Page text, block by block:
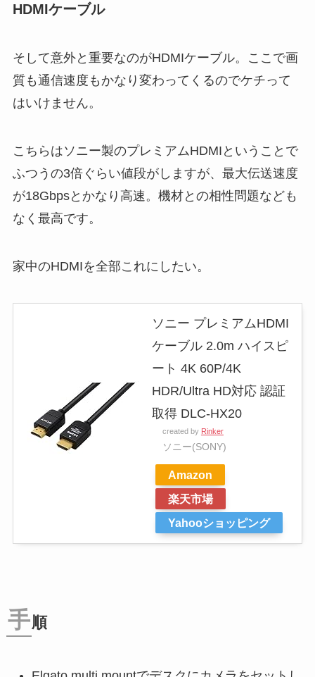
HDMIケーブル
そして意外と重要なのがHDMIケーブル。ここで画
質も通信速度もかなり変わってくるのでケチって
はいけません。
こちらはソニー製のプレミアムHDMIということで
ふつうの3倍ぐらい値段がしますが、 最大伝送速度
が18Gbpsとかなり高速。機材との相性問題なども
なく最高です。
家中のHDMIを全部これにしたい。
ソニー プレミアムHDMI
ケーブル 2.0m ハイスピ
ート 4K 60P/4K
HDR/Ultra HD対応 認証
取得 DLC-HX20
created by Rinker
ソニー(SONY)
Amazon
楽天市場
Yahooショッピング
手順